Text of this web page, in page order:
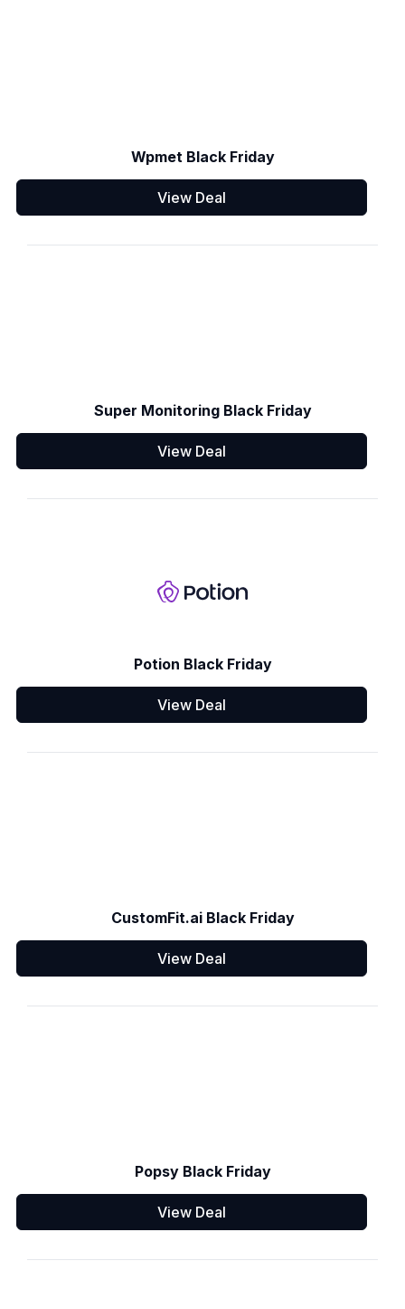
Wpmet Black Friday
View Deal
Super Monitoring Black Friday
View Deal
Potion Black Friday
View Deal
CustomFit.ai Black Friday
View Deal
Popsy Black Friday
View Deal